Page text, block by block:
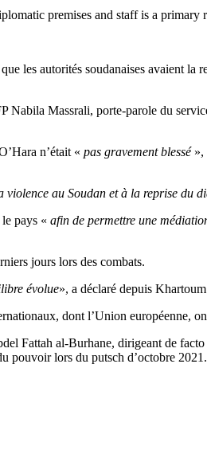
premises and staff is a
les autorités soudanaises avaient la
Nabila Massrali, porte-parole du
n’était « pas gravement blessé »,
violence au Soudan et à la reprise du
pays « afin de permettre une
jours lors des combats.
évolue», a déclaré depuis
dont l’Union européenne,
Fattah al-Burhane, dirigeant de
pouvoir lors du putsch d’octobre 2021.